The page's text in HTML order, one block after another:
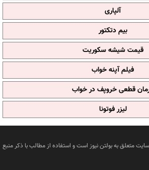
آلپاری
بیم دتکتور
قیمت شیشه سکوریت
فیلم آپنه خواب
قطعی خروپف در خواب
لیزر فوتونا
متعلق به بولتن نیوز است و استفاده از مطالب با ذکر منبع